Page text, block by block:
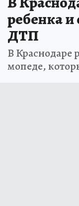
ребенка и
ДТП
В Краснодаре
мопеде,